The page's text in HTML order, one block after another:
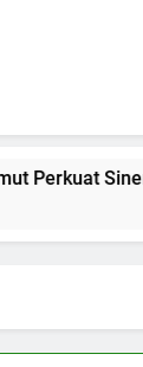
Perkuat